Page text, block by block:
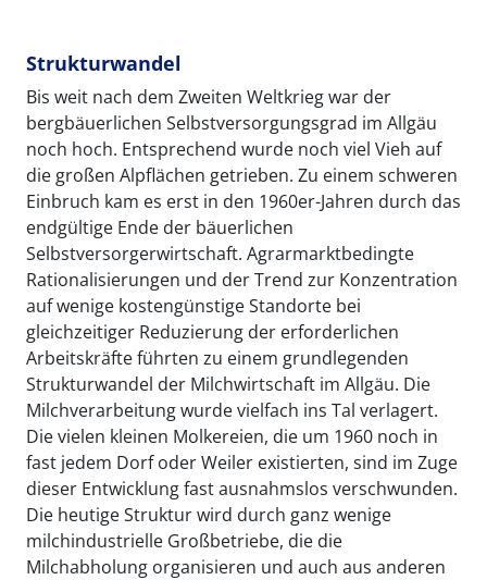
Strukturwandel
Bis weit nach dem Zweiten Weltkrieg war der
bergbäuerlichen Selbstversorgungsgrad im Allgäu
noch hoch. Entsprechend wurde noch viel Vieh auf
die großen Alpflächen getrieben. Zu einem schweren
Einbruch kam es erst in den 1960er-Jahren durch das
endgültige Ende der bäuerlichen
Selbstversorgerwirtschaft. Agrarmarktbedingte
Rationalisierungen und der Trend zur Konzentration
auf wenige kostengünstige Standorte bei
gleichzeitiger Reduzierung der erforderlichen
Arbeitskräfte führten zu einem grundlegenden
Strukturwandel der Milchwirtschaft im Allgäu. Die
Milchverarbeitung wurde vielfach ins Tal verlagert.
Die vielen kleinen Molkereien, die um 1960 noch in
fast jedem Dorf oder Weiler existierten, sind im Zuge
dieser Entwicklung fast ausnahmslos verschwunden.
Die heutige Struktur wird durch ganz wenige
milchindustrielle Großbetriebe, die die
Milchabholung organisieren und auch aus anderen